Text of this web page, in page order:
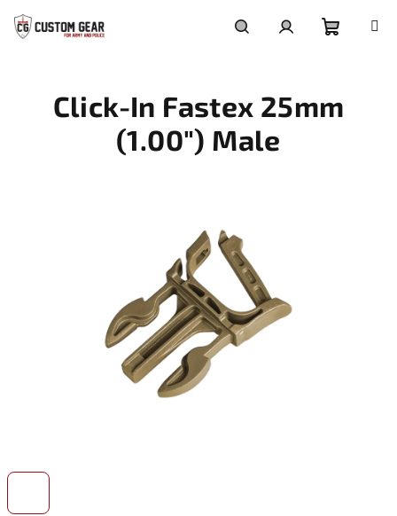
na
obsah
košík
Click-In Fastex 25mm
(1.00") Male